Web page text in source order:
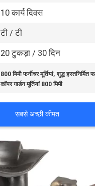
10 कार्य दिवस
टी / टी
20 टुकड़ा / 30 दिन
800 मिमी फर्नीचर मूर्तियां,शुद्ध हस्तनिर्मित
कॉपर गार्डन मूर्तियां 800 मिमी
सबसे अच्छी कीमत